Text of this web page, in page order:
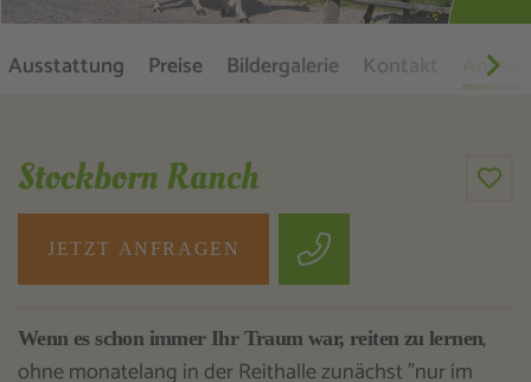
Ausstattung Preise Bildergalerie Kontakt Anreise
Stockborn Ranch
JETZT ANFRAGEN
Wenn es schon immer Ihr Traum war, reiten zu lernen,
ohne monatelang in der Reithalle zunächst "nur im